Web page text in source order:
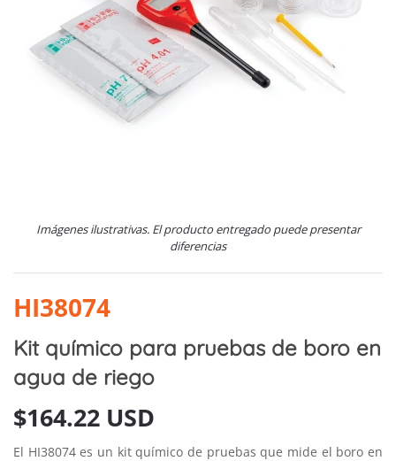
Imágenes ilustrativas. El producto entregado puede presentar
diferencias
HI38074
Kit químico para pruebas de boro en
agua de riego
$164.22 USD
El HI38074 es un kit químico de pruebas que mide el boro en